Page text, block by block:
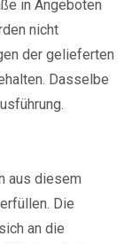
in Angeboten
nicht
der gelieferten
Dasselbe
aus diesem
Die
an die